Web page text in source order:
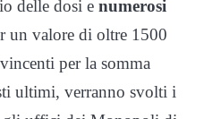
delle dosi e numerosi
un valore di oltre 1500
per la somma
ultimi, verranno svolti i